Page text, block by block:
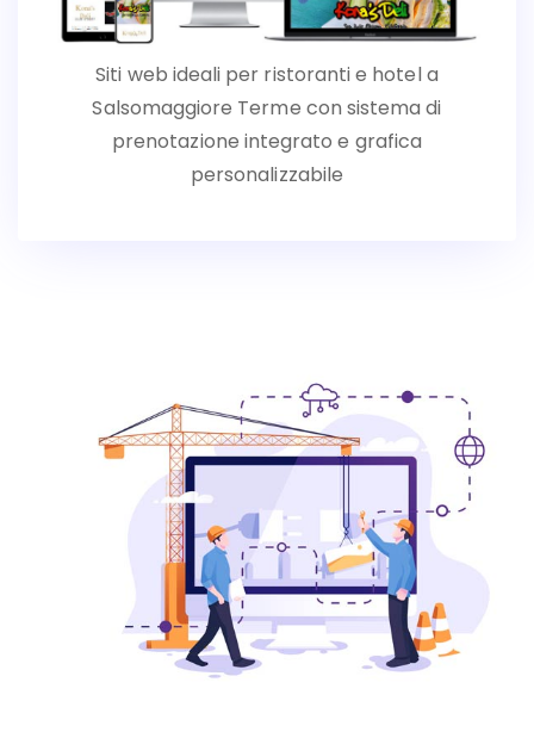
Siti web ideali per ristoranti e hotel a
Salsomaggiore Terme con sistema di
prenotazione integrato e grafica
personalizzabile